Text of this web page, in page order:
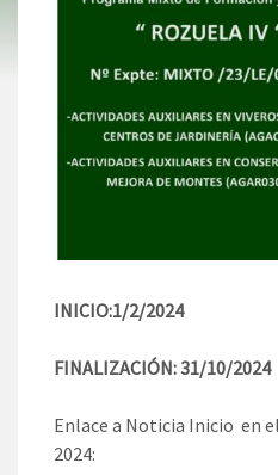
INICIO:1/2/2024
FINALIZACIÓN: 31/10/2024
Enlace a Noticia Inicio en
2024: